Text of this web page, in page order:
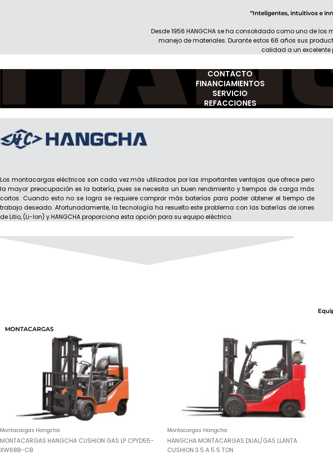
“Inteligentes, intuitivos e
Desde 1956 HANGCHA se ha consolidado como uno de
manejo de materiales. Durante estos 66 años sus
calidad a un excelente
CONTACTO
FINANCIAMIENTOS
SERVICIO
REFACCIONES
Los montacargas eléctricos son cada vez más utilizados por las importantes ventajas que ofrece pero
la mayor preocupación es la batería, pues se necesita un buen rendimiento y tiempos de carga más
cortos. Cuando esto no se logra se requiere comprar más baterías para poder obtener el tiempo de
trabajo deseado. Afortunadamente, la tecnología ha resuelto este problema con las baterías de iones
de Litio, (Li-Ion) y HANGCHA proporciona esta opción para su equipo eléctrico.
MONTACARGAS
Montacargas Hangcha
MONTACARGAS HANGCHA CUSHION GAS LP CPYD55-
XW68B-CB
Montacargas Hangcha
HANGCHA MONTACARGAS DUAL/GAS LLANTA
CUSHION 3.5 A 5.5 TON